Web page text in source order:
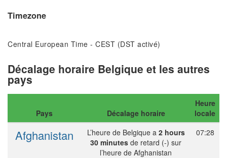
Timezone
Central European Time - CEST (DST activé)
Décalage horaire Belgique et les autres
pays
Pays Décalage horaire
Heure
locale
Afghanistan L’heure de Belgique a 2 hours
30 minutes de retard (-) sur
l’heure de Afghanistan
07:28